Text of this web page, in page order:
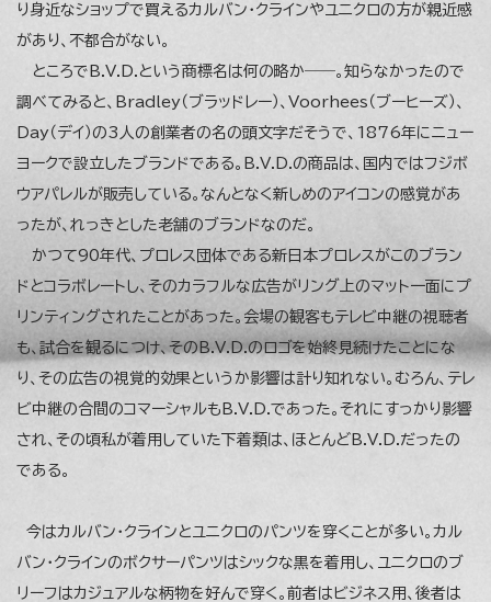
り身近なショップで買えるカルバン・クラインやユニクロの方が親近感
があり、不都合がない。
ところでB.V.D.という商標名は何の略か――。知らなかったので
調べてみると、Bradley（ブラッドレー）、Voorhees（ブーヒーズ）、
Day（デイ）の3人の創業者の名の頭文字だそうで、1876年にニュー
ヨークで設立したブランドである。B.V.D.の商品は、国内ではフジボ
ウアパレルが販売している。なんとなく新しめのアイコンの感覚があ
ったが、れっきとした老舗のブランドなのだ。
かつて90年代、プロレス団体である新日本プロレスがこのブラン
ドとコラボレートし、そのカラフルな広告がリング上のマット一面にプ
リンティングされたことがあった。会場の観客もテレビ中継の視聴者
も、試合を観るにつけ、そのB.V.D.のロゴを始終見続けたことにな
り、その広告の視覚的効果というか影響は計り知れない。むろん、テレ
ビ中継の合間のコマーシャルもB.V.D.であった。それにすっかり影響
され、その頃私が着用していた下着類は、ほとんどB.V.D.だったの
である。
今はカルバン・クラインとユニクロのパンツを穿くことが多い。カル
バン・クラインのボクサーパンツはシックな黒を着用し、ユニクロのブ
リーフはカジュアルな柄物を好んで穿く。前者はビジネス用、後者は